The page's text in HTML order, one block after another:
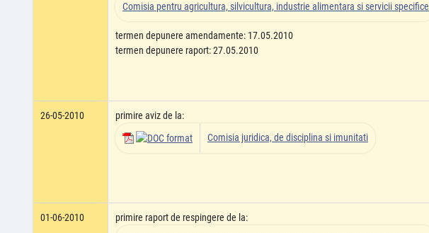
Comisia pentru agricultura, silvicultura, industrie alimentara si servicii specifice
termen depunere amendamente: 17.05.2010
termen depunere raport: 27.05.2010
26-05-2010
primire aviz de la:
Comisia juridica, de disciplina si imunitati
01-06-2010
primire raport de respingere de la: